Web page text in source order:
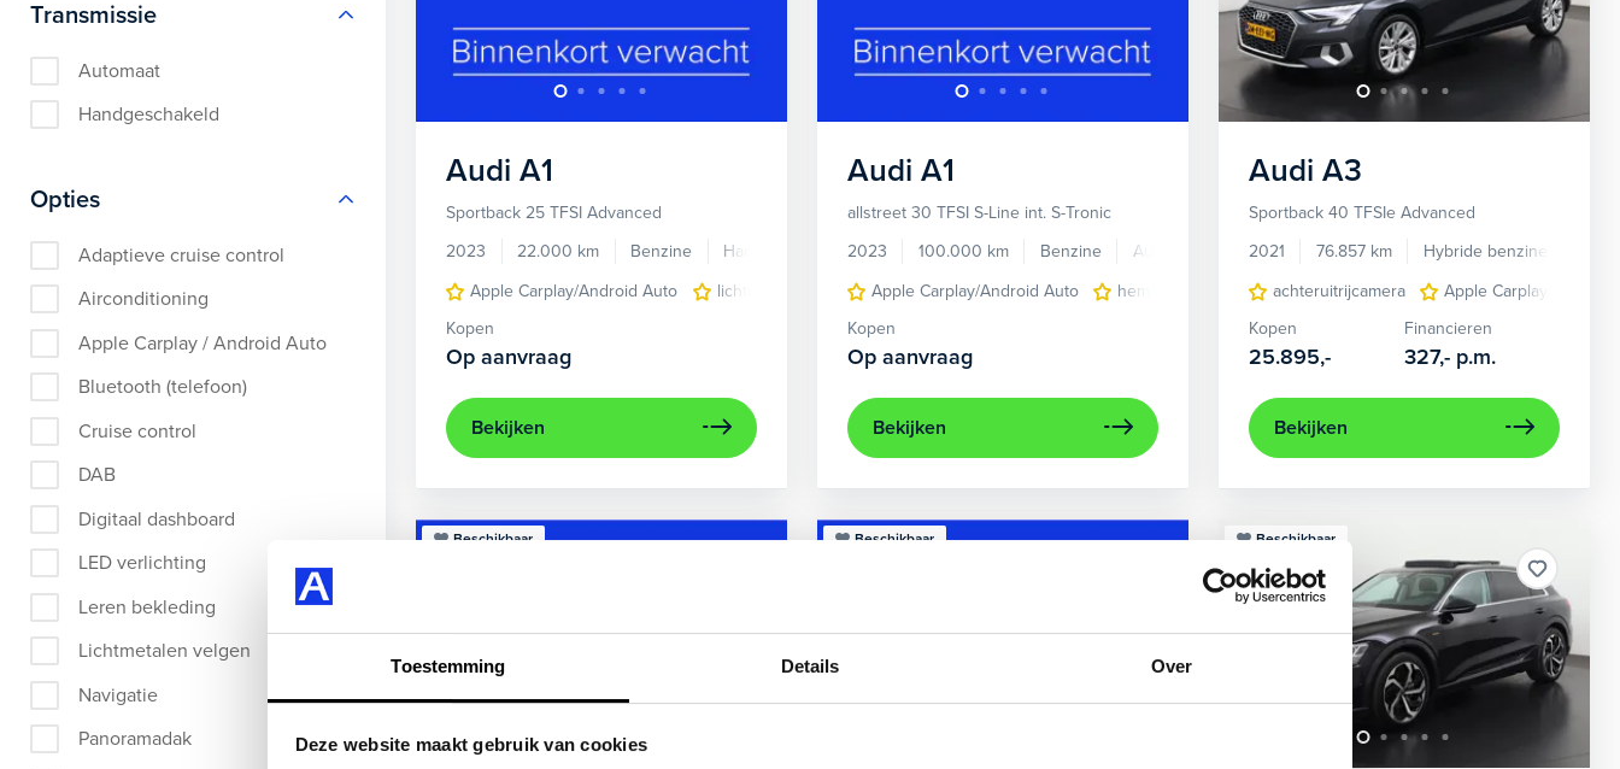
Toestemming Details Over
Deze website maakt gebruik van cookies
Transmissie
Automaat
Handgeschakeld
Opties
Adaptieve cruise control
Airconditioning
Apple Carplay / Android Auto
Bluetooth (telefoon)
Cruise control
DAB
Digitaal dashboard
LED verlichting
Leren bekleding
Lichtmetalen velgen
Navigatie
Panoramadak
Audi A1
Sportback 25 TFSI Advanced
2023
22.000 km Benzine
Handgeschakeld
Apple Carplay/Android Auto
lichtmetalen velgen 5-spaaks 17"
voorstoelen verwarmd
Kopen
Op aanvraag
Bekijken
Audi A1
allstreet 30 TFSI S-Line int. S-Tronic
2023
100.000 km Benzine
Automaat
Apple Carplay/Android Auto
hemelbekleding donker lichtmetalen velgen 7-spaaks 17"
Kopen
Op aanvraag
Bekijken
Audi A3
Sportback 40 TFSIe Advanced
2021
76.857 km Hybride benzine
achteruitrijcamera
Apple Carplay/Android
Kopen
25.895,-
Financieren
327,- p.m.
Bekijken
Beschikbaar Beschikbaar Beschikbaar